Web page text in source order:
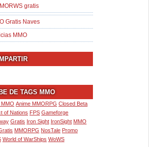
gratis
Gratis Naves
MMO
DE TAGS MMO
Anime MMORPG Closed Beta
of Nations FPS Gameforge
Gratis Iron Sight IronSight MMO
MMORPG NosTale Promo
World of WarShips WoWS